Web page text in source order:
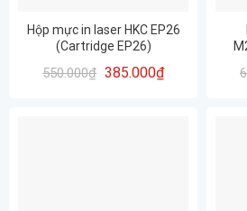
Hộp mực in laser HKC EP26
(Cartridge EP26)
550.000₫ 385.000₫